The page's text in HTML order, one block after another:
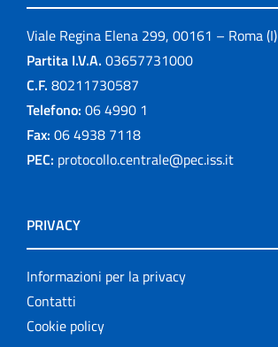
Viale Regina Elena 299, 00161 – Roma (I)
Partita I.V.A. 03657731000
C.F. 80211730587
Telefono: 06 4990 1
Fax: 06 4938 7118
PEC: protocollo.centrale@pec.iss.it
PRIVACY
Informazioni per la privacy
Contatti
Cookie policy